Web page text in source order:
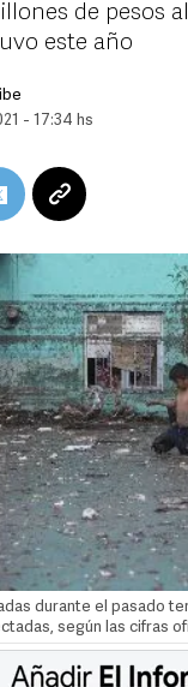
de pesos
este año
- 17:34 hs
durante el pasado
según las cifras